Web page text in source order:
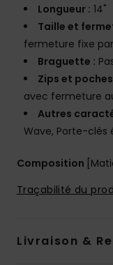
Longueur : 14"
Taille et
fermeture fixe
Braguette :
Zips et
avec fermeture
Autres
Wave, Porte-clés
Composition
Traçabilité du
Livraison &